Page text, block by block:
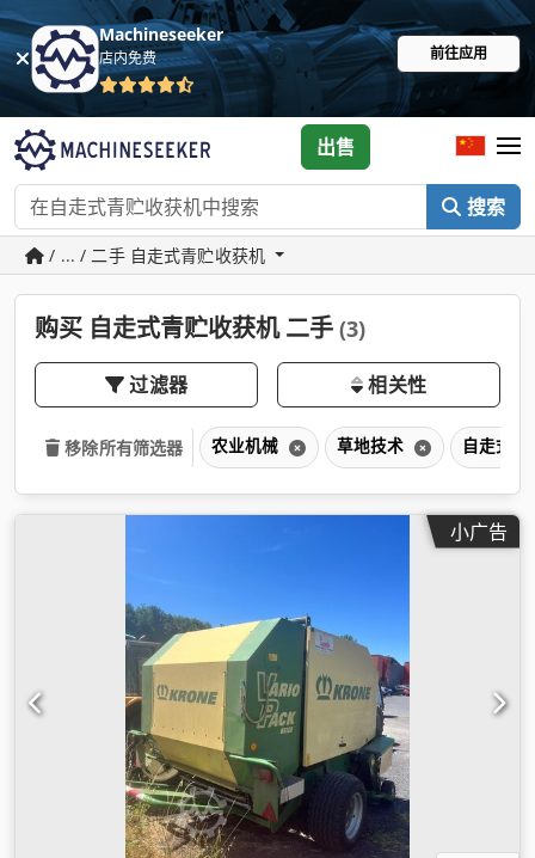
Machineseeker
店内免费 前往应用
搜索
出售
/ ... / 二手 自走式青贮收获机
购买 自走式青贮收获机 二手 (3)
过滤器 相关性
移除所有筛选器 农业机械 草地技术 自走式
小广告